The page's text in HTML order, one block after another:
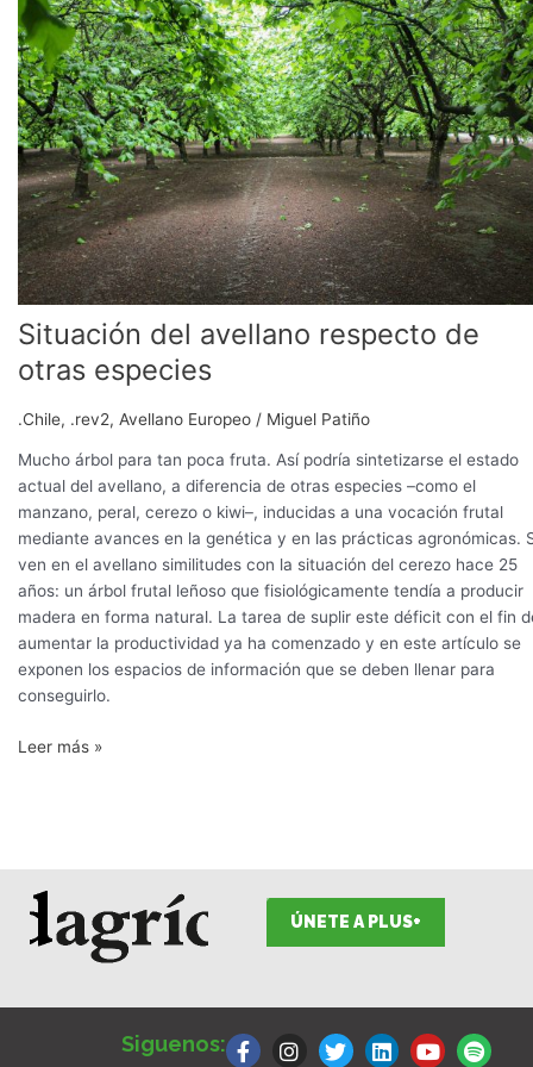
Situación del avellano respecto de
otras especies
.Chile, .rev2, Avellano Europeo / Miguel Patiño
Mucho árbol para tan poca fruta. Así podría sintetizarse el estado
actual del avellano, a diferencia de otras especies –como el
manzano, peral, cerezo o kiwi–, inducidas a una vocación frutal
mediante avances en la genética y en las prácticas agronómicas.
ven en el avellano similitudes con la situación del cerezo hace 25
años: un árbol frutal leñoso que fisiológicamente tendía a producir
madera en forma natural. La tarea de suplir este déficit con el fin
aumentar la productividad ya ha comenzado y en este artículo se
exponen los espacios de información que se deben llenar para
conseguirlo.
avellano
respecto
de
otras
especies
Leer más »
ÚNETE A PLUS+
Siguenos:
a
c
n
s
w
i
i
n
o
u
p
o